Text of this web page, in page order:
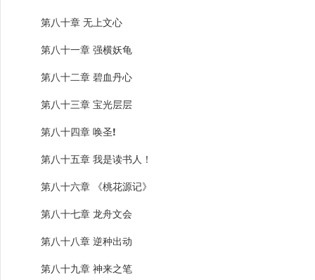
第八十章 无上文心
第八十一章 强横妖龟
第八十二章 碧血丹心
第八十三章 宝光层层
第八十四章 唤圣!
第八十五章 我是读书人！
第八十六章 《桃花源记》
第八十七章 龙舟文会
第八十八章 逆种出动
第八十九章 神来之笔